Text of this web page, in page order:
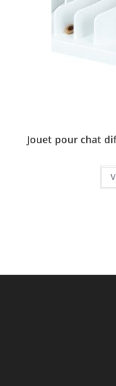
Jouet pour chat